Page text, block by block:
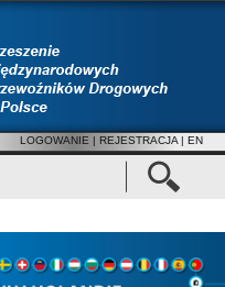
LOGOWANIE | REJESTRACJA | EN